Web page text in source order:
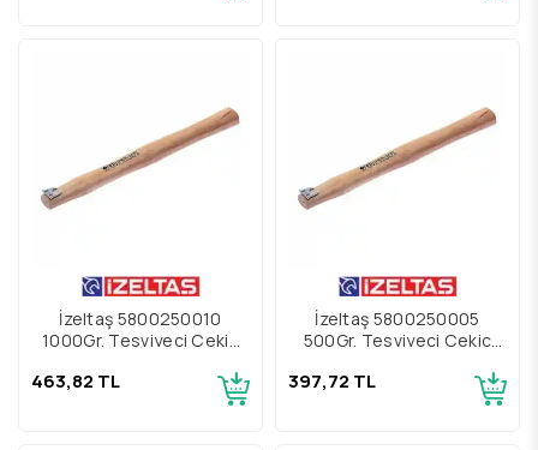
İzeltaş 5800250010
1000Gr. Tesviyeci Çekiç
463,82 TL
İzeltaş 5800250005
500Gr. Tesviyeci Çekiç
397,72 TL